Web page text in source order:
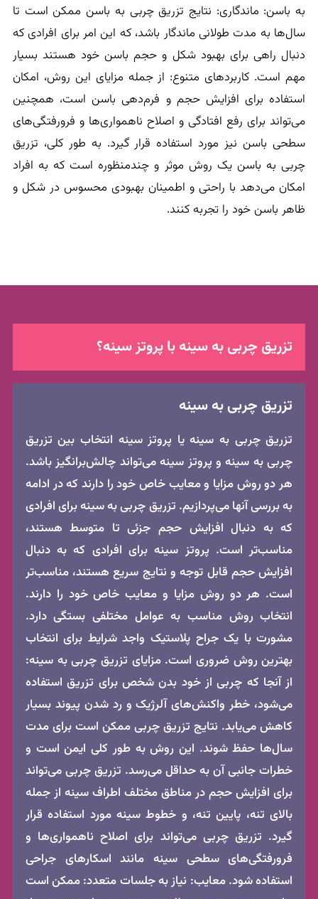
به باسن: ماندگاری: نتایج تزریق چربی به باسن ممکن است تا
سال‌ها به مدت طولانی ماندگار باشد، که این امر برای افرادی که
دنبال راهی برای بهبود شکل و حجم باسن خود هستند بسیار
مهم است. کاربردهای متنوع: از جمله مزایای این روش، امکان
استفاده برای افزایش حجم و فرم‌دهی باسن است، همچنین
می‌تواند برای رفع افتادگی و اصلاح ناهمواری‌ها و فرورفتگی‌های
سطحی باسن نیز مورد استفاده قرار گیرد. به طور کلی، تزریق
چربی به باسن یک روش موثر و چندمنظوره است که به افراد
امکان می‌دهد با راحتی و اطمینان بهبودی محسوس در شکل و
ظاهر باسن خود را تجربه کنند.
تزریق چربی به سینه با پروتز سینه؟
تزریق چربی به سینه
تزریق چربی به سینه یا پروتز سینه انتخاب بین تزریق
چربی به سینه و پروتز سینه می‌تواند چالش‌برانگیز باشد.
هر دو روش مزایا و معایب خاص خود را دارند که در ادامه
به بررسی آنها می‌پردازیم. تزریق چربی به سینه برای افرادی
که به دنبال افزایش حجم جزئی تا متوسط هستند،
مناسب‌تر است. پروتز سینه برای افرادی که به دنبال
افزایش حجم قابل توجه و نتایج سریع هستند، مناسب‌تر
است. هر دو روش مزایا و معایب خاص خود را دارند.
انتخاب روش مناسب به عوامل مختلفی بستگی دارد.
مشورت با یک جراح پلاستیک واجد شرایط برای انتخاب
بهترین روش ضروری است. مزایای تزریق چربی به سینه:
از آنجا که چربی از خود بدن شخص برای تزریق استفاده
می‌شود، خطر واکنش‌های آلرژیک و رد شدن پیوند بسیار
کاهش می‌یابد. نتایج تزریق چربی ممکن است برای مدت
سال‌ها حفظ شوند. این روش به طور کلی ایمن است و
خطرات جانبی آن به حداقل می‌رسد. تزریق چربی می‌تواند
برای افزایش حجم در مناطق مختلف اطراف سینه از جمله
بالای تنه، پایین تنه، و خطوط سینه مورد استفاده قرار
گیرد. تزریق چربی می‌تواند برای اصلاح ناهمواری‌ها و
فرورفتگی‌های سطحی سینه مانند اسکارهای جراحی
استفاده شود. معایب: نیاز به جلسات متعدد: ممکن است